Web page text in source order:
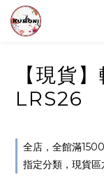
【現貨
LRS26
全店，全館滿
指定分類，現貨區